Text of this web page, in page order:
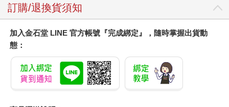
訂購/退換貨須知
加入金石堂 LINE 官方帳號『完成綁定』，隨時掌握出貨動
態：